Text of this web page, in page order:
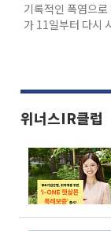
기록적인 폭염으
가 11일부터 다시
간을 오후 7시로
강남구 야구회관에
위너스IR클럽